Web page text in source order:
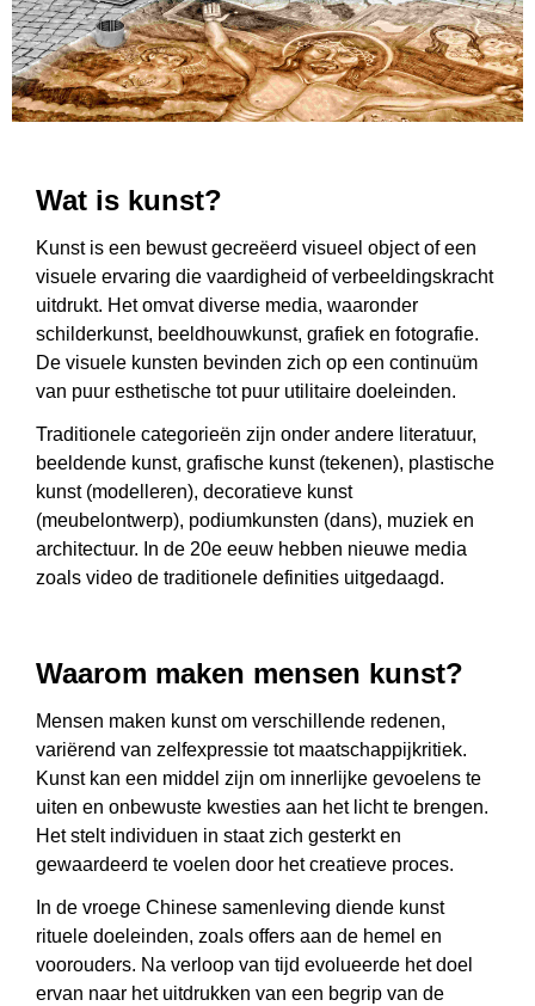
Wat is kunst?
Kunst is een bewust gecreëerd visueel object of een
visuele ervaring die vaardigheid of verbeeldingskracht
uitdrukt. Het omvat diverse media, waaronder
schilderkunst, beeldhouwkunst, grafiek en fotografie.
De visuele kunsten bevinden zich op een continuüm
van puur esthetische tot puur utilitaire doeleinden.
Traditionele categorieën zijn onder andere literatuur,
beeldende kunst, grafische kunst (tekenen), plastische
kunst (modelleren), decoratieve kunst
(meubelontwerp), podiumkunsten (dans), muziek en
architectuur. In de 20e eeuw hebben nieuwe media
zoals video de traditionele definities uitgedaagd.
Waarom maken mensen kunst?
Mensen maken kunst om verschillende redenen,
variërend van zelfexpressie tot maatschappijkritiek.
Kunst kan een middel zijn om innerlijke gevoelens te
uiten en onbewuste kwesties aan het licht te brengen.
Het stelt individuen in staat zich gesterkt en
gewaardeerd te voelen door het creatieve proces.
In de vroege Chinese samenleving diende kunst
rituele doeleinden, zoals offers aan de hemel en
voorouders. Na verloop van tijd evolueerde het doel
ervan naar het uitdrukken van een begrip van de